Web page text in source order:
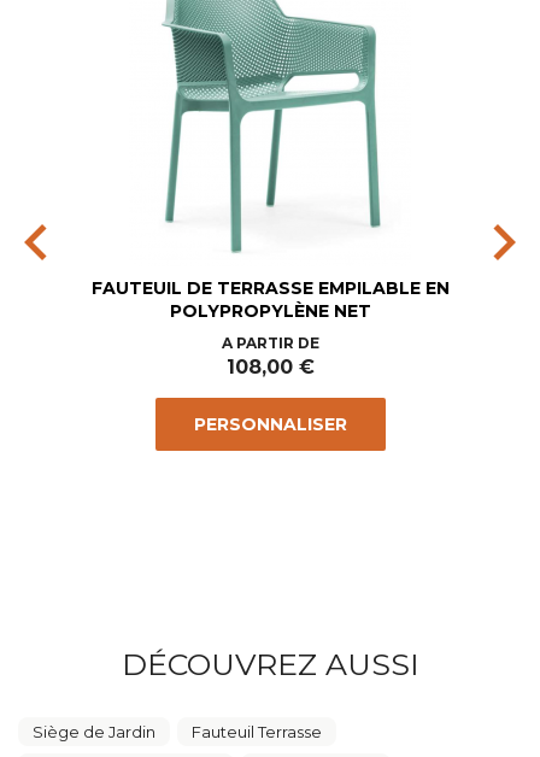
chevron_left
FAUTEUIL DE TERRASSE EMPILABLE EN
POLYPROPYLÈNE NET
Prix
A PARTIR DE
108,00 €
PERSONNALISER
chevron_right
DÉCOUVREZ AUSSI
Siège de Jardin
Fauteuil Terrasse